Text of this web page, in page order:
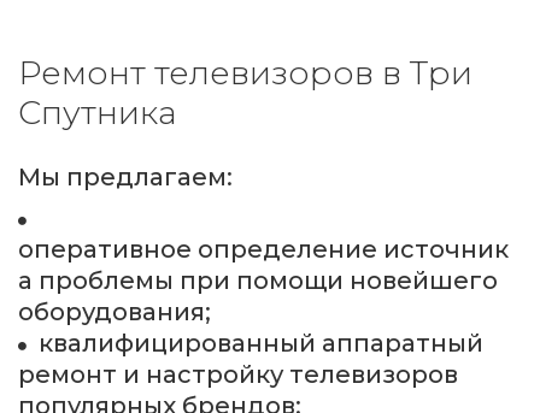
Ремонт телевизоров в Три
Спутника
Мы предлагаем:
оперативное определение источник
а проблемы при помощи новейшего
оборудования;
квалифицированный аппаратный
ремонт и настройку телевизоров
популярных брендов;